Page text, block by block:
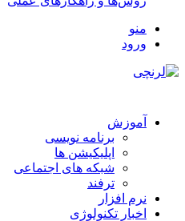
منو
ورود
آموزش
برنامه نویسی
اپلیکیشن ها
شبکه های اجتماعی
ترفند
نرم افزار
اخبار تکنولوژی